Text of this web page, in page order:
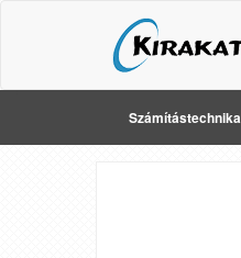
Számítástechnika